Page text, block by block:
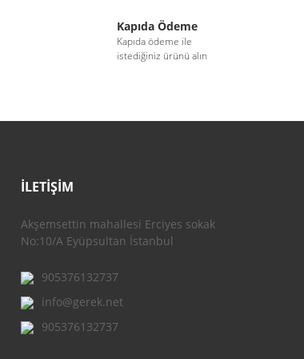
Kapıda Ödeme
Kapıda ödeme ile
istediğiniz ürünü alın
İLETİŞİM
Akşemsettin mahallesi Erciyes sokak
No:10/A Eyüpsultan İstanbul
905376132737
info@gerek.net
905376132737